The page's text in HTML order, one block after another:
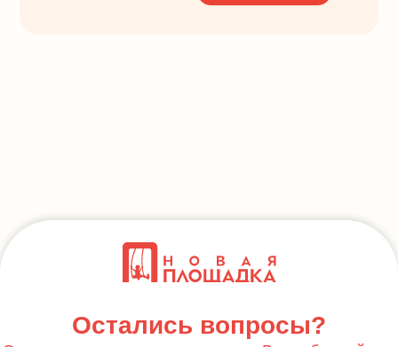
Остались вопросы?